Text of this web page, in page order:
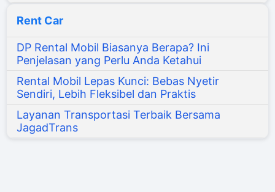
Rent Car
DP Rental Mobil Biasanya Berapa? Ini
Penjelasan yang Perlu Anda Ketahui
Rental Mobil Lepas Kunci: Bebas Nyetir
Sendiri, Lebih Fleksibel dan Praktis
Layanan Transportasi Terbaik Bersama
JagadTrans